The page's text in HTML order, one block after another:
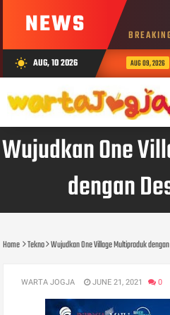
NEWS
wb_sunny AUG, 10 2026 AUG 09, 2026
Wujudkan One
dengan
Home Tekno Wujudkan One Village Multiproduk
WARTA JOGJA JUNE 21, 2021 0